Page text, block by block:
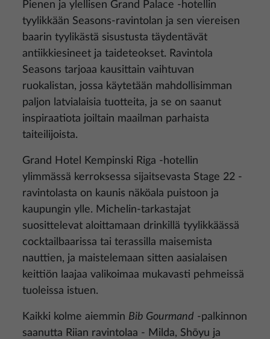
Pienen ja ylellisen Grand Palace -hotellin
tyylikkään Seasons-ravintolan ja sen viereisen
baarin tyylikästä sisustusta täydentävät
antiikkiesineet ja taideteokset. Ravintola
Seasons tarjoaa kausittain vaihtuvan
ruokalistan, jossa käytetään mahdollisimman
paljon latvialaisia tuotteita, ja se on saanut
inspiraatiota joiltain maailman parhaista
taiteilijoista.
Grand Hotel Kempinski Riga -hotellin
ylimmässä kerroksessa sijaitsevasta Stage 22 -
ravintolasta on kaunis näköala puistoon ja
kaupungin ylle. Michelin-tarkastajat
suosittelevat aloittamaan drinkillä tyylikkäässä
cocktailbaarissa tai terassilla maisemista
nauttien, ja maistelemaan sitten aasialaisen
keittiön laajaa valikoimaa mukavasti pehmeissä
tuoleissa istuen.
Kaikki kolme aiemmin Bib Gourmand -palkinnon
saanutta Riian ravintolaa - Milda, Shōyu ja